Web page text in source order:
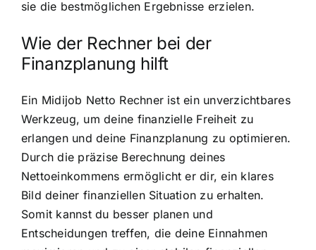
sie die bestmöglichen Ergebnisse erzielen.
Wie der Rechner bei der
Finanzplanung hilft
Ein Midijob Netto Rechner ist ein unverzichtbares
Werkzeug, um deine finanzielle Freiheit zu
erlangen und deine Finanzplanung zu optimieren.
Durch die präzise Berechnung deines
Nettoeinkommens ermöglicht er dir, ein klares
Bild deiner finanziellen Situation zu erhalten.
Somit kannst du besser planen und
Entscheidungen treffen, die deine Einnahmen